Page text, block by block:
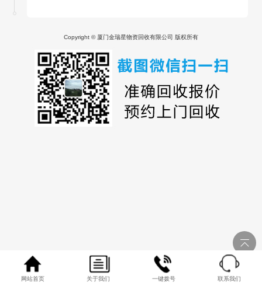
Copyright © 厦门金瑞星物资回收有限公司 版权所有
网站首页 关于我们 一键拨号 联系我们